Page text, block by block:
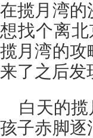
在揽月湾的
想找个离
揽月湾的攻
来了之后发
白天的
孩子赤脚逐